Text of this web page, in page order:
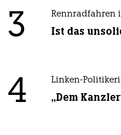
3 Rennradfahren
Ist das
4 Linken-
„Dem